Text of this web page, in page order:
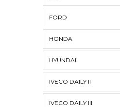
FORD
HONDA
HYUNDAI
IVECO DAILY II
IVECO DAILY III